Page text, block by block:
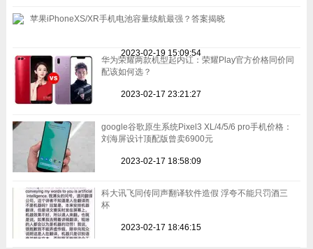
苹果iPhoneXS/XR手机电池容量续航最强？答案揭晓
2023-02-19 15:09:54
华为荣耀两款机型起内讧：荣耀Play官方价格同价同
配该如何选？
2023-02-17 23:21:27
google谷歌原生系统Pixel3 XL/4/5/6 pro手机价格：
刘海屏设计顶配版曾卖6900元
2023-02-17 18:58:09
科大讯飞同传同声翻译软件造假 浮夸不能只罚酒三
杯
2023-02-17 18:46:15